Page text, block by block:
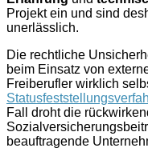
Projekt ein und sind
unerlässlich.
Die rechtliche
beim Einsatz von
Freiberufler wirklich
Fall droht die
beauftragende